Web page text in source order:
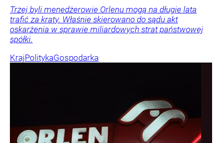
Trzej byli menedżerowie Orlenu mogą na długie lata
trafić za kraty. Właśnie skierowano do sądu akt
oskarżenia w sprawie miliardowych strat państwowej
spółki.
KrajPolitykaGospodarka